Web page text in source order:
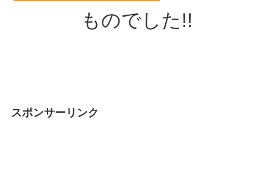
ものでした!!
スポンサーリンク